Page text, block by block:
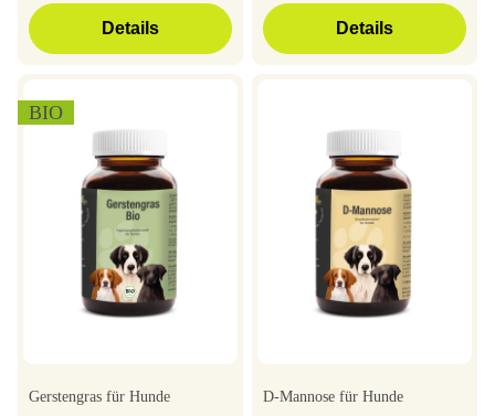
Details Details
BIO
Gerstengras für Hunde D-Mannose für Hunde